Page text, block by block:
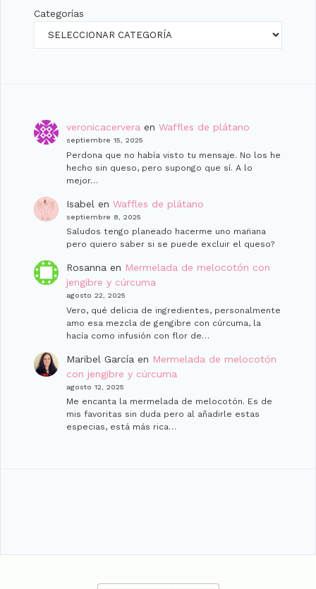
Categorías
veronicacerveraen Waffles de plátano
septiembre 15, 2025
Perdona que no había visto tu mensaje. No los he
hecho sin queso, pero supongo que sí. A lo
mejor…
Isabel en Waffles de plátano
septiembre 8, 2025
Saludos tengo planeado hacerme uno man̈ana
pero quiero saber si se puede excluir el queso?
Rosannaen Mermelada de melocotón con
jengibre y cúrcuma
agosto 22, 2025
Vero, qué delicia de ingredientes, personalmente
amo esa mezcla de gengibre con cúrcuma, la
hacía como infusión con flor de…
Maribel García en Mermelada de melocotón
con jengibre y cúrcuma
agosto 12, 2025
Me encanta la mermelada de melocotón. Es de
mis favoritas sin duda pero al añadirle estas
especias, está más rica…